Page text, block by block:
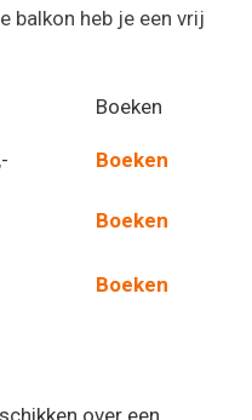
balkon heb je een vrij
Boeken
Boeken
Boeken
Boeken
over een